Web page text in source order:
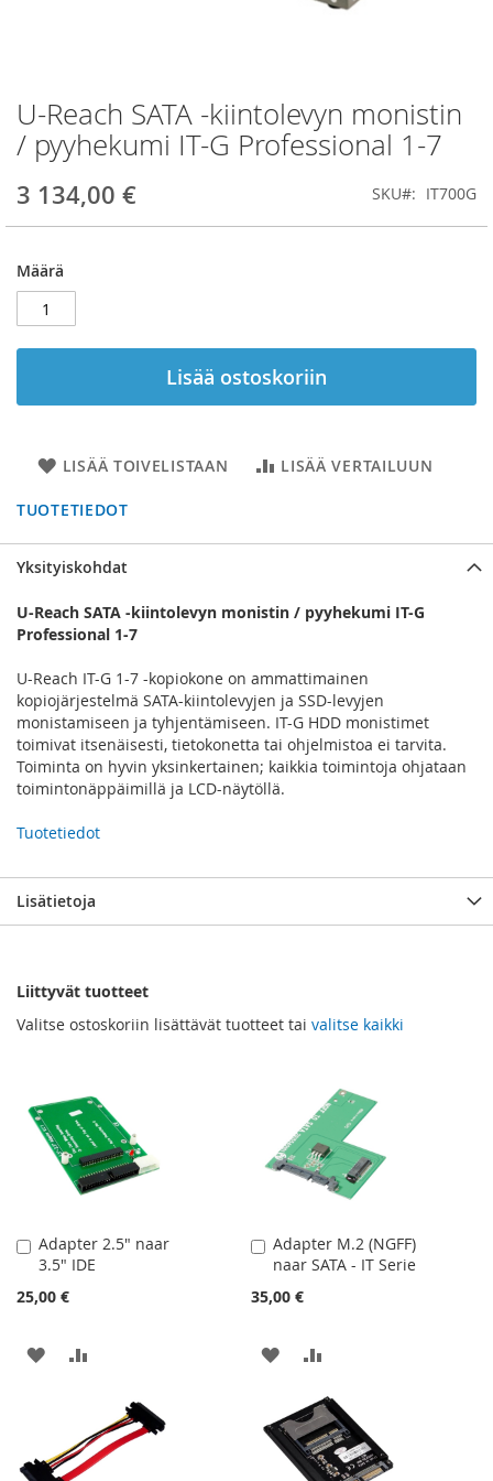
U-Reach SATA -kiintolevyn monistin
/ pyyhekumi IT-G Professional 1-7
3 134,00 € SKU IT700G
Määrä
Lisää ostoskoriin
LISÄÄ TOIVELISTAAN LISÄÄ VERTAILUUN
TUOTETIEDOT
Skip
to
the
of
gallery
Yksityiskohdat
U-Reach SATA -kiintolevyn monistin / pyyhekumi IT-G
Professional 1-7
U-Reach IT-G 1-7 -kopiokone on ammattimainen
kopiojärjestelmä SATA-kiintolevyjen ja SSD-levyjen
monistamiseen ja tyhjentämiseen. IT-G HDD monistimet
toimivat itsenäisesti, tietokonetta tai ohjelmistoa ei tarvita.
Toiminta on hyvin yksinkertainen; kaikkia toimintoja ohjataan
toimintonäppäimillä ja LCD-näytöllä.
Tuotetiedot
Lisätietoja
Liittyvät tuotteet
Valitse ostoskoriin lisättävät tuotteet tai valitse kaikki
Adapter 2.5" naar
3.5" IDE
25,00 €
Lisää
ostoskoriin
LISÄÄ
Adapter M.2 (NGFF)
naar SATA - IT Serie
35,00 €
Lisää
ostoskoriin
LISÄÄ
TOIVELISTAAN
VERTAILUUN